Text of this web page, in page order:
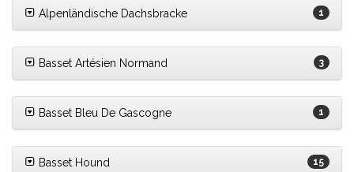
Alpenländische Dachsbracke 1
Basset Artésien Normand 3
Basset Bleu De Gascogne 1
Basset Hound 15